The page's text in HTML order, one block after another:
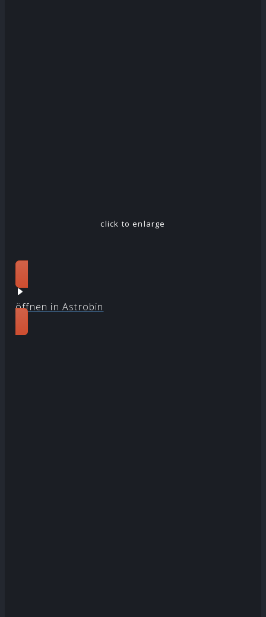
click to enlarge
öffnen in Astrobin